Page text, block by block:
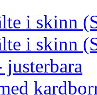
i skinn
i skinn
justerbara